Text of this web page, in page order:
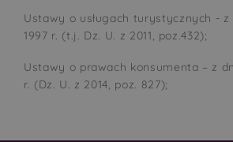
Ustawy o usługach turystycznych -
1997 r. (t.j. Dz. U. z 2011, poz.432);
Ustawy o prawach konsumenta – z
r. (Dz. U. z 2014, poz. 827);